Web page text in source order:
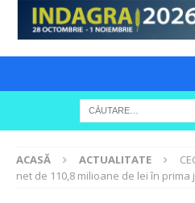
ACASĂ ACTUALITATE
net de 110,8 milioane de lei în prima